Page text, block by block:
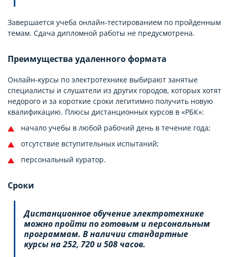
Завершается учеба онлайн-тестированием по пройденным
темам. Сдача дипломной работы не предусмотрена.
Преимущества удаленного формата
Онлайн-курсы по электротехнике выбирают занятые
специалисты и слушатели из других городов, которых хотят
недорого и за короткие сроки легитимно получить новую
квалификацию. Плюсы дистанционных курсов в «РБК»:
начало учебы в любой рабочий день в течение года;
отсутствие вступительных испытаний;
персональный куратор.
Сроки
Дистанционное обучение электротехнике
можно пройти по готовым и персональным
программам. В наличии стандартные
курсы на 252, 720 и 508 часов.